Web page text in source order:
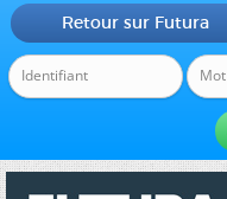
Retour sur Futura